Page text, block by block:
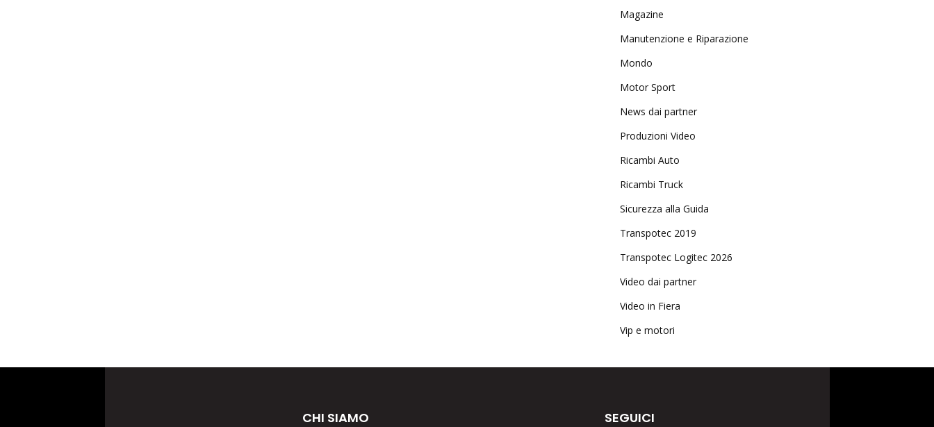
Magazine
Manutenzione e Riparazione
Mondo
Motor Sport
News dai partner
Produzioni Video
Ricambi Auto
Ricambi Truck
Sicurezza alla Guida
Transpotec 2019
Transpotec Logitec 2026
Video dai partner
Video in Fiera
Vip e motori
CHI SIAMO SEGUICI